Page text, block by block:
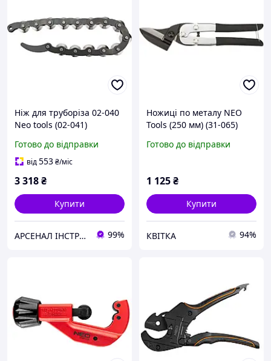
Ніж для труборіза 02-040
Neo tools (02-041)
Готово до відправки
від553₴/міс
3 318₴
Купити
АРСЕНАЛ ІНСТРУМЕНТА 99%
Ножиці по металу NEO
Tools (250 мм) (31-065)
Готово до відправки
1 125₴
Купити
КВІТКА 94%